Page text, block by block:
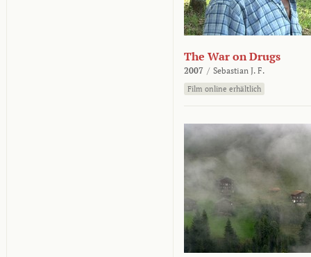
The War on Drugs
2007 / Sebastian J. F.
Film online erhältlich